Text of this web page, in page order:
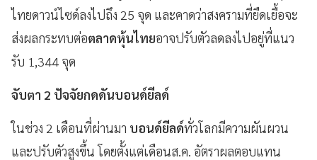
ไทยดาวน์ไซด์ลงไปถึง 25 จุด และคาดว่าสงครามที่ยืดเยื้อจะ
ส่งผลกระทบต่อตลาดหุ้นไทยอาจปรับตัวลดลงไปอยู่ที่แนว
รับ 1,344 จุด
จับตา 2 ปัจจัยกดดันบอนด์ยีลด์
ในช่วง 2 เดือนที่ผ่านมา บอนด์ยีลด์ทั่วโลกมีความผันผวน
และปรับตัวสูงขึ้น โดยตั้งแต่เดือนส.ค. อัตราผลตอบแทน